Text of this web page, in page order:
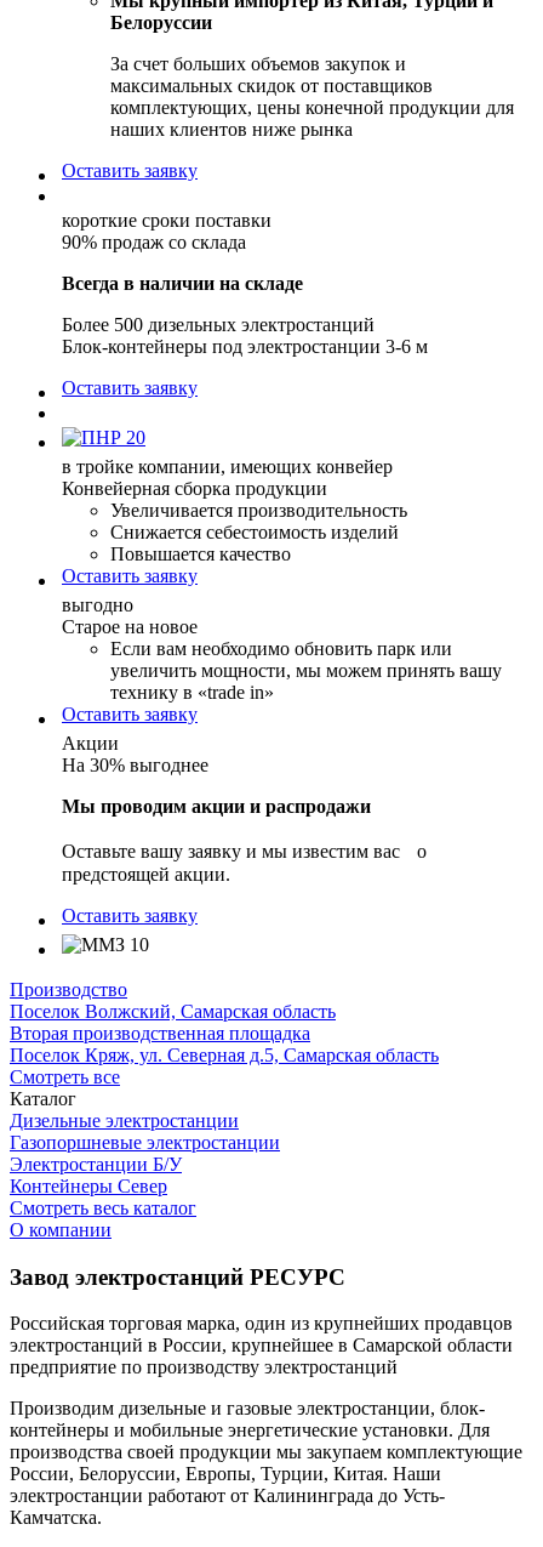
Белоруссии
За счет больших объемов закупок и
максимальных скидок от поставщиков
комплектующих, цены конечной продукции для
наших клиентов ниже рынка
Оставить заявку
короткие сроки поставки
90% продаж со склада
Всегда в наличии на складе
Более 500 дизельных электростанций
Блок-контейнеры под электростанции 3-6 м
Оставить заявку
в тройке компании, имеющих конвейер
Конвейерная сборка продукции
Увеличивается производительность
Снижается себестоимость изделий
Повышается качество
Оставить заявку
выгодно
Старое на новое
Если вам необходимо обновить парк или
увеличить мощности, мы можем принять вашу
технику в «trade in»
Оставить заявку
Акции
На 30% выгоднее
Мы проводим акции и распродажи
Оставьте вашу заявку и мы известим вас о
предстоящей акции.
Оставить заявку
Производство
Поселок Волжский, Самарская область
Вторая производственная площадка
Поселок Кряж, ул. Северная д.5, Самарская область
Смотреть все
Каталог
Дизельные электростанции
Газопоршневые электростанции
Электростанции Б/У
Контейнеры Север
Смотреть весь каталог
О компании
Завод электростанций РЕСУРС
Российская торговая марка, один из крупнейших продавцов
электростанций в России, крупнейшее в Самарской области
предприятие по производству электростанций
Производим дизельные и газовые электростанции, блок-
контейнеры и мобильные энергетические установки. Для
производства своей продукции мы закупаем комплектующие
России, Белоруссии, Европы, Турции, Китая. Наши
электростанции работают от Калининграда до Усть-
Камчатска.